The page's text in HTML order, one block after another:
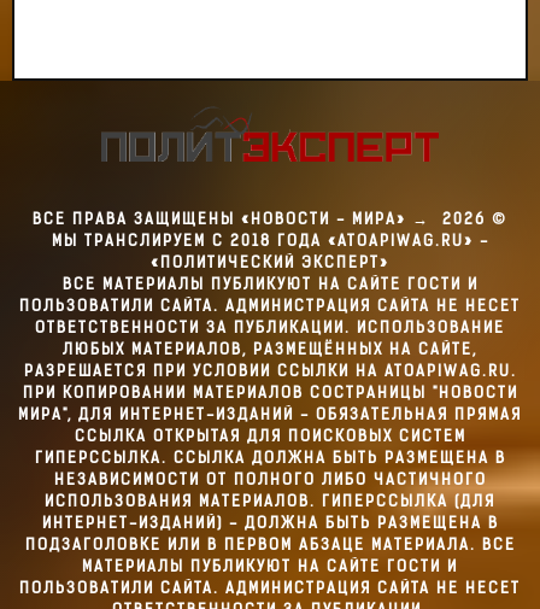
ВСЕ ПРАВА ЗАЩИЩЕНЫ «НОВОСТИ - МИРА» → 2026 ©
МЫ ТРАНСЛИРУЕМ С 2018 ГОДА «ATOAPIWAG.RU» -
«ПОЛИТИЧЕСКИЙ ЭКСПЕРТ»
ВСЕ МАТЕРИАЛЫ ПУБЛИКУЮТ НА САЙТЕ ГОСТИ И
ПОЛЬЗОВАТИЛИ САЙТА. АДМИНИСТРАЦИЯ САЙТА НЕ НЕСЕТ
ОТВЕТСТВЕННОСТИ ЗА ПУБЛИКАЦИИ. ИСПОЛЬЗОВАНИЕ
ЛЮБЫХ МАТЕРИАЛОВ, РАЗМЕЩЁННЫХ НА САЙТЕ,
РАЗРЕШАЕТСЯ ПРИ УСЛОВИИ ССЫЛКИ НА ATOAPIWAG.RU.
ПРИ КОПИРОВАНИИ МАТЕРИАЛОВ СОСТРАНИЦЫ "НОВОСТИ
МИРА", ДЛЯ ИНТЕРНЕТ-ИЗДАНИЙ - ОБЯЗАТЕЛЬНАЯ ПРЯМАЯ
ССЫЛКА ОТКРЫТАЯ ДЛЯ ПОИСКОВЫХ СИСТЕМ
ГИПЕРССЫЛКА. ССЫЛКА ДОЛЖНА БЫТЬ РАЗМЕЩЕНА В
НЕЗАВИСИМОСТИ ОТ ПОЛНОГО ЛИБО ЧАСТИЧНОГО
ИСПОЛЬЗОВАНИЯ МАТЕРИАЛОВ. ГИПЕРССЫЛКА (ДЛЯ
ИНТЕРНЕТ-ИЗДАНИЙ) - ДОЛЖНА БЫТЬ РАЗМЕЩЕНА В
ПОДЗАГОЛОВКЕ ИЛИ В ПЕРВОМ АБЗАЦЕ МАТЕРИАЛА. ВСЕ
МАТЕРИАЛЫ ПУБЛИКУЮТ НА САЙТЕ ГОСТИ И
ПОЛЬЗОВАТИЛИ САЙТА. АДМИНИСТРАЦИЯ САЙТА НЕ НЕСЕТ